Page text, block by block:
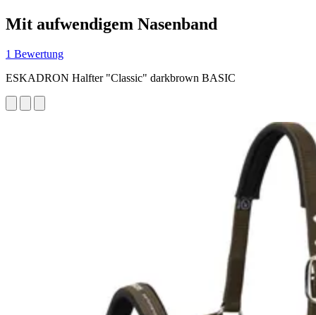
Mit aufwendigem Nasenband
1 Bewertung
ESKADRON Halfter "Classic" darkbrown BASIC